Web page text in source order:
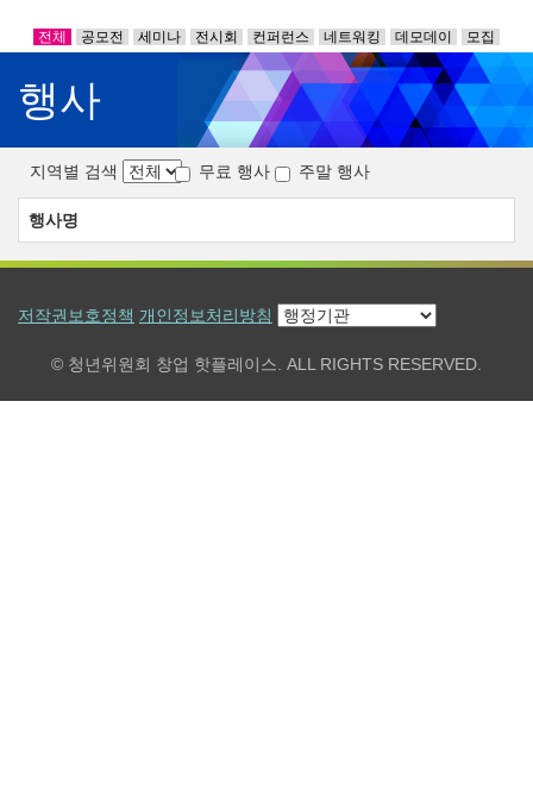
전체 공모전 세미나 전시회 컨퍼런스 네트워킹 데모데이 모집
행사
지역별 검색 무료 행사 주말 행사
행사명
저작권보호정책 개인정보처리방침
© 청년위원회 창업 핫플레이스. ALL RIGHTS RESERVED.